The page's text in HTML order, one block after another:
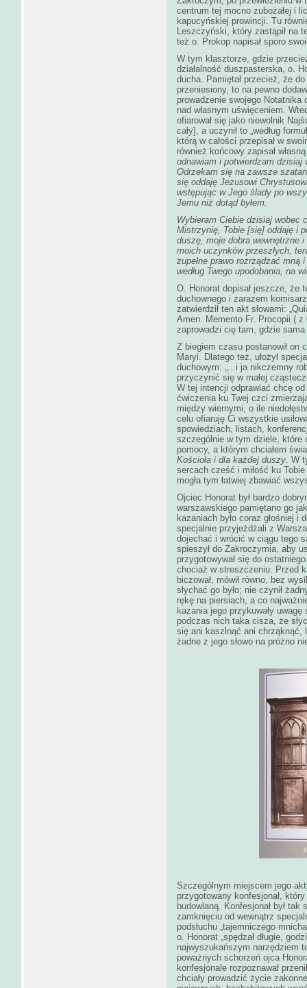
centrum tej mocno zubożałej i
kapucyńskiej prowincji. Tu
Leszczyński, który zastąpił na
też o. Prokop napisał sporo
W tym klasztorze, gdzie
działalność duszpasterska, o.
ducha. Pamiętał przecież, że
przeniesiony, to na pewno
prowadzenie swojego Notatnika
nad własnym uświęceniem.
ofiarował się jako niewolnik
cały], a uczynił to „według
którą w całości przepisał w
również końcowy zapisał
odnawiam i potwierdzam
Odrzekam się na zawsze
się oddaję Jezusowi
wstępując w Jego ślady po
Jemu niż dotąd byłem.
Wybieram Ciebie dzisiaj wobec
Mistrzynię, Tobie [się] oddaję i
duszę, moje dobra wewnętrzne
moich uczynków przeszłych,
zupełne prawo rozrządzać
według Twego upodobania, na
O. Honorat dopisał jeszcze, że
duchownego i zarazem
zatwierdził ten akt słowami:
Amen. Memento Fr. Procopii (
zaprowadzi cię tam, gdzie
Z biegiem czasu postanowił on
Maryi. Dlatego też, ułożył
duchowym: „...i ja nikczemny
przyczynić się w małej
W tej intencji odprawiać chcę
ćwiczenia ku Twej czci
między wiernymi, o ile
celu ofiaruję Ci wszystkie
spowiedziach, listach,
szczególnie w tym dziele, które
pomocy, a którym chciałem
Kościoła i dla każdej duszy. W
sercach cześć i miłość ku
mogła tym łatwiej zbawiać
Ojciec Honorat był bardzo
warszawskiego pamiętano go
kazaniach było coraz głośniej i
specjalnie przyjeżdżali z
dojechać i wrócić w ciągu tego
spieszył do Zakroczymia, aby
przygotowywał się do
chociaż w streszczeniu. Przed
biczował, mówił równo, bez
słychać go było; nie czynił
rękę na piersiach, a co
kazania jego przykuwały uwagę
podczas nich taka cisza, że
się ani kaszlnąć ani chrząknąć,
żadne z jego słowo na próżno
Szczególnym miejscem jego
przygotowany konfesjonał,
budowlaną. Konfesjonał był
zamknięciu od wewnątrz
podsłuchu „tajemniczego
o. Honorat „spędzał długie,
najwyszukańszym narzędziem
poważnych schorzeń ojca
konfesjonale rozpoznawał
chciały prowadzić życie